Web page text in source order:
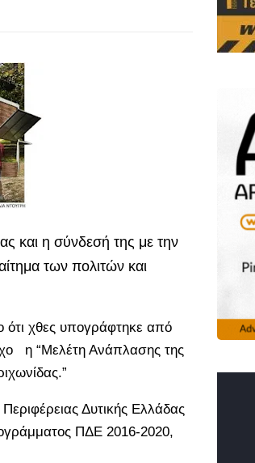
και η σύνδεσή της με την
των πολιτών και
ότι χθες υπογράφτηκε από
η “Μελέτη Ανάπλασης της
Δυτικής Ελλάδας
ΠΔΕ 2016-2020,